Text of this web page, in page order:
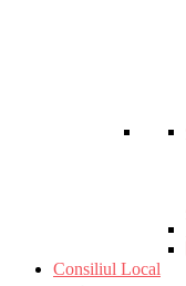
Consiliul Local